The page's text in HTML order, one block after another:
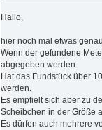
Hallo,
hier noch mal etwas
Wenn der gefundene
abgegeben werden.
Hat das Fundstück über
werden.
Es empfielt sich aber zu
Scheibchen in der Größe
Es dürfen auch mehrere